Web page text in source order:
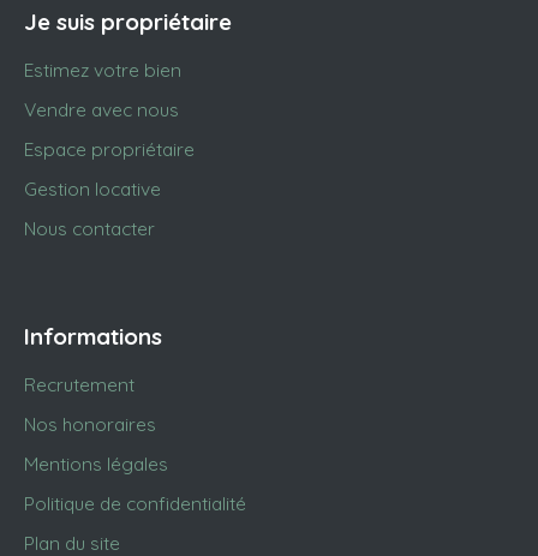
Je suis propriétaire
Estimez votre bien
Vendre avec nous
Espace propriétaire
Gestion locative
Nous contacter
Informations
Recrutement
Nos honoraires
Mentions légales
Politique de confidentialité
Plan du site